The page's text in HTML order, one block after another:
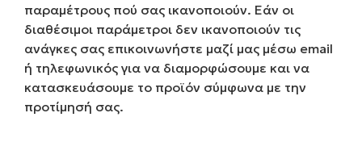
παραμέτρους πού σας ικανοποιούν. Εάν οι
διαθέσιμοι παράμετροι δεν ικανοποιούν τις
ανάγκες σας επικοινωνήστε μαζί μας μέσω email
ή τηλεφωνικός για να διαμορφώσουμε και να
κατασκευάσουμε το προϊόν σύμφωνα με την
προτίμησή σας.